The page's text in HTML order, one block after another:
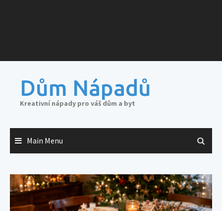
Dům Nápadů
Kreativní nápady pro váš dům a byt
Main Menu